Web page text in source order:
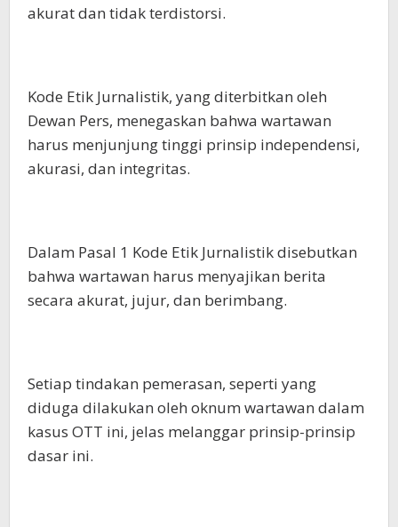
akurat dan tidak terdistorsi.
Kode Etik Jurnalistik, yang diterbitkan oleh
Dewan Pers, menegaskan bahwa wartawan
harus menjunjung tinggi prinsip independensi,
akurasi, dan integritas.
Dalam Pasal 1 Kode Etik Jurnalistik disebutkan
bahwa wartawan harus menyajikan berita
secara akurat, jujur, dan berimbang.
Setiap tindakan pemerasan, seperti yang
diduga dilakukan oleh oknum wartawan dalam
kasus OTT ini, jelas melanggar prinsip-prinsip
dasar ini.